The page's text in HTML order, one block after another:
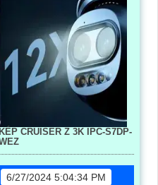
CRUISER Z 3K IPC-S7DP-
6/27/2024 5:04:34 PM